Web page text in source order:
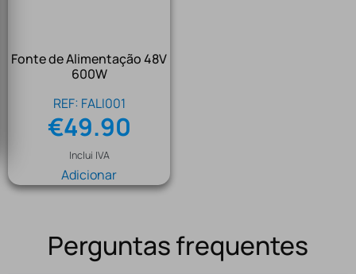
Fonte de Alimentação 48V
600W
REF: FALI001
€49.90
Inclui IVA
Adicionar
Perguntas frequentes